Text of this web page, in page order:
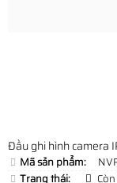
Đầu ghi hình camera
Mã sản phẩm:
Trạng thái: